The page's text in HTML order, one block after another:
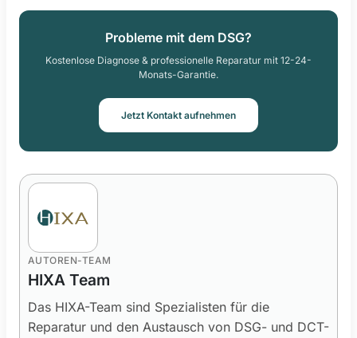
Probleme mit dem DSG?
Kostenlose Diagnose & professionelle Reparatur mit 12-24-
Monats-Garantie.
Jetzt Kontakt aufnehmen
AUTOREN-TEAM
HIXA Team
Das HIXA-Team sind Spezialisten für die
Reparatur und den Austausch von DSG- und DCT-